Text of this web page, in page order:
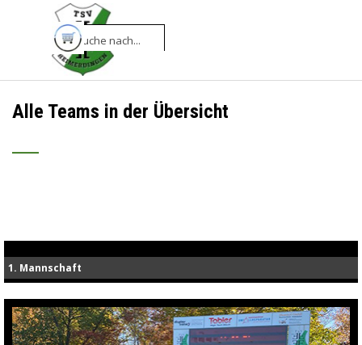
Direkt zum Seiteninhalt
Menü überspringen
Alle Teams in der Übersicht
1. Mannschaft